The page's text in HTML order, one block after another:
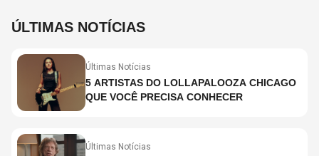
ÚLTIMAS NOTÍCIAS
Últimas Notícias
5 ARTISTAS DO LOLLAPALOOZA CHICAGO
QUE VOCÊ PRECISA CONHECER
Últimas Notícias